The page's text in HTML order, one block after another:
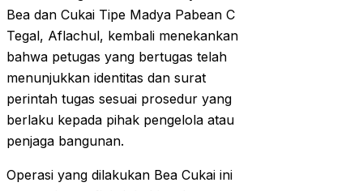
Bea dan Cukai Tipe Madya Pabean C
Tegal, Aflachul, kembali menekankan
bahwa petugas yang bertugas telah
menunjukkan identitas dan surat
perintah tugas sesuai prosedur yang
berlaku kepada pihak pengelola atau
penjaga bangunan.
Operasi yang dilakukan Bea Cukai ini